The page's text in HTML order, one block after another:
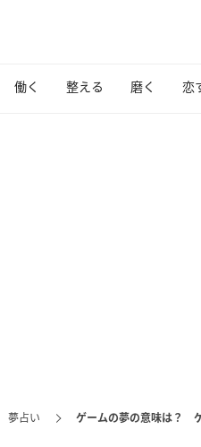
働く 整える 磨く 恋
夢占い ゲームの夢の意味は？